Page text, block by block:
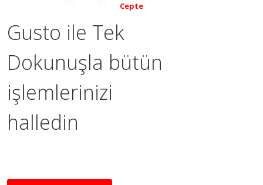
Cepte
Gusto ile Tek
Dokunuşla bütün
işlemlerinizi
halledin